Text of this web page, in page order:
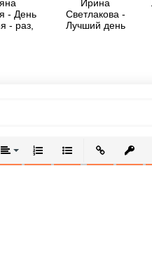
- День
- раз,
Ирина
Светлакова -
Лучший день
ВЫРАВНИВАНИЕ
НУМЕРОВАННЫЙ
МАРКИРОВАННЫЙ
ВСТАВИТЬ